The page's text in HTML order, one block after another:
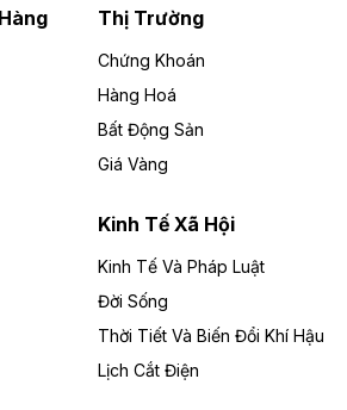
có sự góp vốn của Công ty Cổ
Long Gia Lai (HoSE: DLG) được
hơn 4.750 tỷ đồng.
gần 59 ha đất làm khu
Long Thành
cho Công ty Amata thuê gần 59 ha
công nghiệp công nghệ cao Long
Thị Trường
Chứng Khoán
Hàng Hoá
Bất Động Sản
Giá Vàng
Kinh Tế Xã Hội
Kinh Tế Và Pháp Luật
Đời Sống
Thời Tiết Và Biến Đổi Khí Hậu
Lịch Cắt Điện